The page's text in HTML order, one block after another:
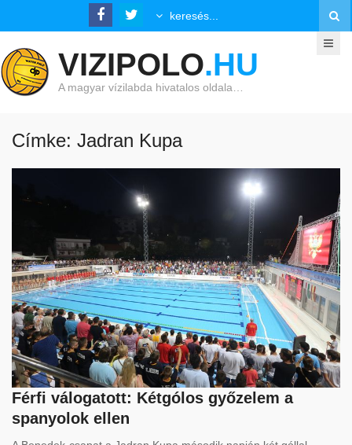
VIZIPOLO.HU
A magyar vízilabda hivatalos oldala…
Címke: Jadran Kupa
Férfi válogatott: Kétgólos győzelem a
spanyolok ellen